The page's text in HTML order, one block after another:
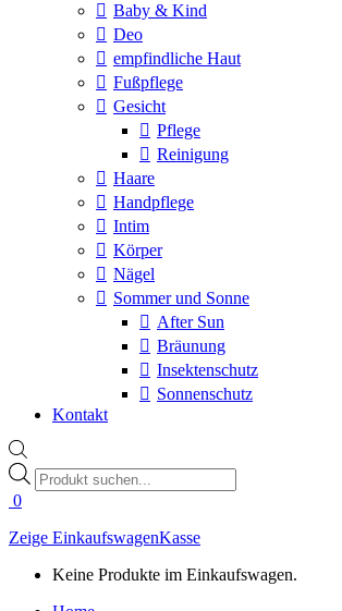
Baby & Kind
Deo
empfindliche Haut
Fußpflege
Gesicht
Pflege
Reinigung
Haare
Handpflege
Intim
Körper
Nägel
Sommer und Sonne
After Sun
Bräunung
Insektenschutz
Sonnenschutz
Kontakt
Products
search
0
Zeige EinkaufswagenKasse
Keine Produkte im Einkaufswagen.